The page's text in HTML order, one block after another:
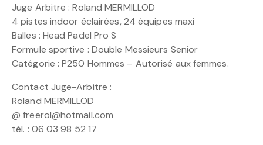
Juge Arbitre : Roland MERMILLOD
4 pistes indoor éclairées, 24 équipes maxi
Balles : Head Padel Pro S
Formule sportive : Double Messieurs Senior
Catégorie : P250 Hommes – Autorisé aux femmes.
Contact Juge-Arbitre :
Roland MERMILLOD
@ freerol@hotmail.com
tél. : 06 03 98 52 17